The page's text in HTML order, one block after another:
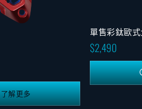
了解更多
單售彩鈦歐
2,490